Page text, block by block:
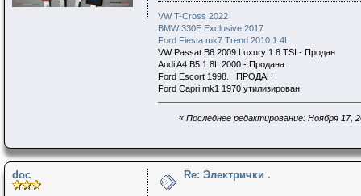
VW T-Cross 2022
BMW 330E Exclusive 2017
Ford Fiesta mk7 Trend 2010 1.4L
VW Passat B6 2009 Luxury 1.8 TSI - Продан
Audi A4 B5 1.8L 2000 - Продана
Ford Escort 1998. ПРОДАН
Ford Capri mk1 1970 утилизирован
« Последнее редактирование: Ноября 17,
doc Re: Электрички .